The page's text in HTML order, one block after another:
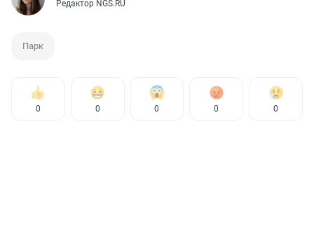
Редактор NGS.RU
Парк
0 0 0 0 0